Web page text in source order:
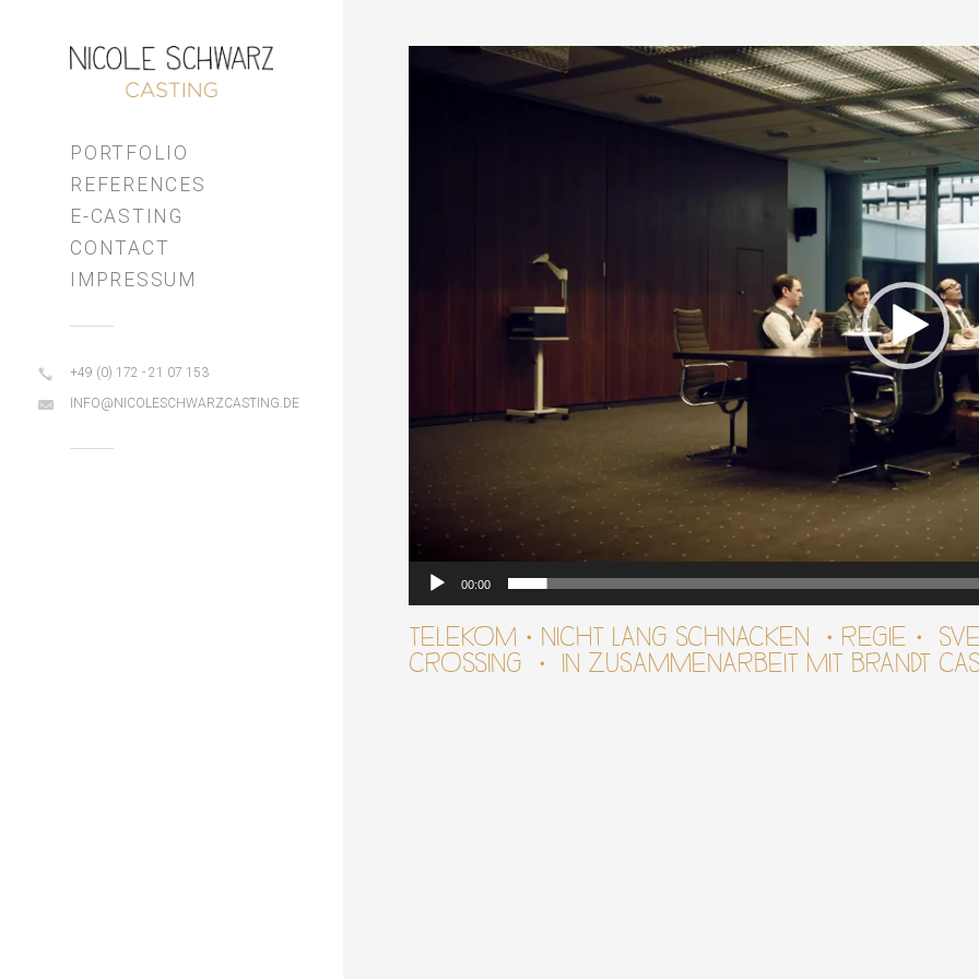
PORTFOLIO
REFERENCES
E-CASTING
CONTACT
IMPRESSUM
+49 (0) 172 - 21 07 153
INFO@NICOLESCHWARZCASTING.DE
00:00
TELEKOM・NICHT LANG SCHNACKEN ・REGIE・
CROSSING ・ IN ZUSAMMENARBEIT MIT BRANDT